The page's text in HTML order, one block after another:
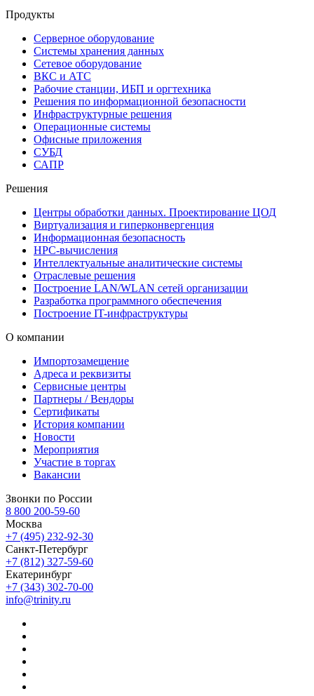
Продукты
Серверное оборудование
Системы хранения данных
Сетевое оборудование
ВКС и АТС
Рабочие станции, ИБП и оргтехника
Решения по информационной безопасности
Инфраструктурные решения
Операционные системы
Офисные приложения
СУБД
САПР
Решения
Центры обработки данных. Проектирование ЦОД
Виртуализация и гиперконвергенция
Информационная безопасность
HPC-вычисления
Интеллектуальные аналитические системы
Отраслевые решения
Построение LAN/WLAN сетей организации
Разработка программного обеспечения
Построение IT-инфраструктуры
О компании
Импортозамещение
Адреса и реквизиты
Сервисные центры
Партнеры / Вендоры
Сертификаты
История компании
Новости
Мероприятия
Участие в торгах
Вакансии
Звонки по России
8 800 200-59-60
Москва
+7 (495) 232-92-30
Санкт-Петербург
+7 (812) 327-59-60
Екатеринбург
+7 (343) 302-70-00
info@trinity.ru